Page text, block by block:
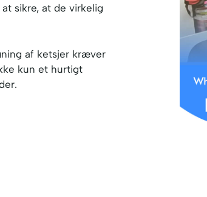
sikre, at de virkelig
af ketsjer kræver
kun et hurtigt